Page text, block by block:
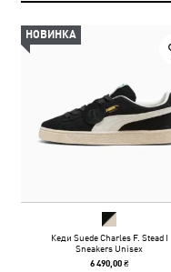
НОВИНКА
Кеди Suede Charles F. Stead I
Sneakers Unisex
6 490,00 ₴